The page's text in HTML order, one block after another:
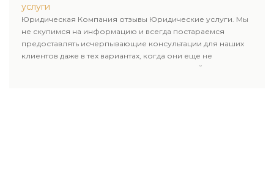
услуги
Юридическая Компания отзывы Юридические услуги. Мы
не скупимся на информацию и всегда постараемся
предоставлять исчерпывающие консультации для наших
клиентов даже в тех вариантах, когда они еще не
пользовались юридическими услугами нашей компании.